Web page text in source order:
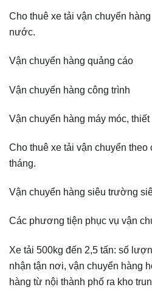
Cho thuê xe tải vận chuyển
nước.
Vận chuyển hàng quảng cáo
Vận chuyển hàng công trình
Vận chuyển hàng máy móc, thiết
Cho thuê xe tải vận chuyển theo
tháng.
Vận chuyển hàng siêu trường
Các phương tiện phục vụ vận
Xe tải 500kg đến 2,5 tấn: số
nhận tận nơi, vận chuyển hàng
hàng từ nội thành phố ra kho